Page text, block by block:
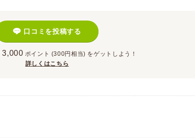
口コミを投稿する
3,000 ポイント (300円相当) をゲットしよう！
詳しくはこちら